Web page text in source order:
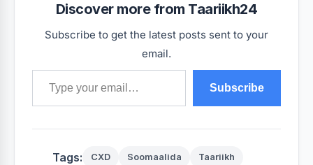
Discover more from Taariikh24
Subscribe to get the latest posts sent to your
email.
Type your email…
Subscribe
Tags: CXD Soomaalida Taariikh